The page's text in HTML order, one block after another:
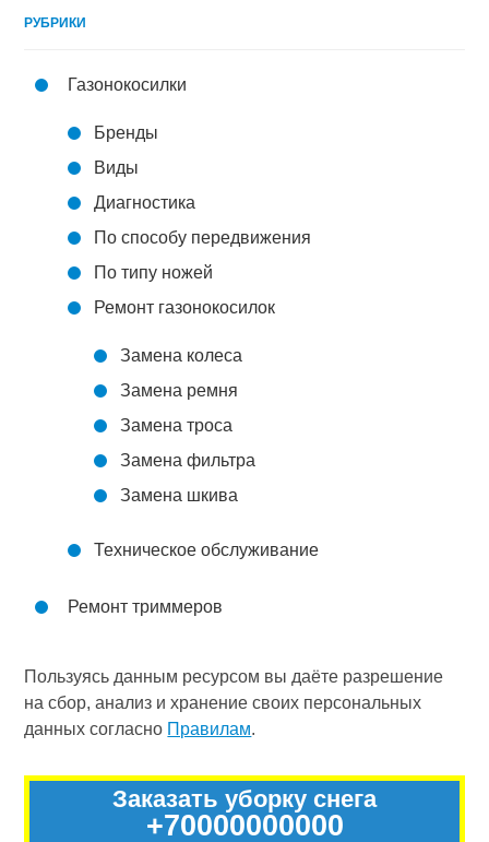
РУБРИКИ
Газонокосилки
Бренды
Виды
Диагностика
По способу передвижения
По типу ножей
Ремонт газонокосилок
Замена колеса
Замена ремня
Замена троса
Замена фильтра
Замена шкива
Техническое обслуживание
Ремонт триммеров
Пользуясь данным ресурсом вы даёте разрешение
на сбор, анализ и хранение своих персональных
данных согласно Правилам.
Заказать уборку снега
+70000000000